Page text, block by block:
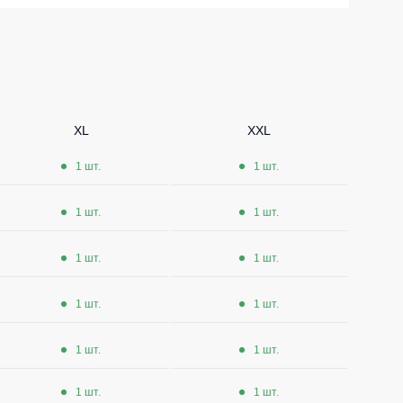
Шорты повседневные
XL XXL
1 шт. 1 шт.
1 шт. 1 шт.
1 шт. 1 шт.
1 шт. 1 шт.
1 шт. 1 шт.
1 шт. 1 шт.